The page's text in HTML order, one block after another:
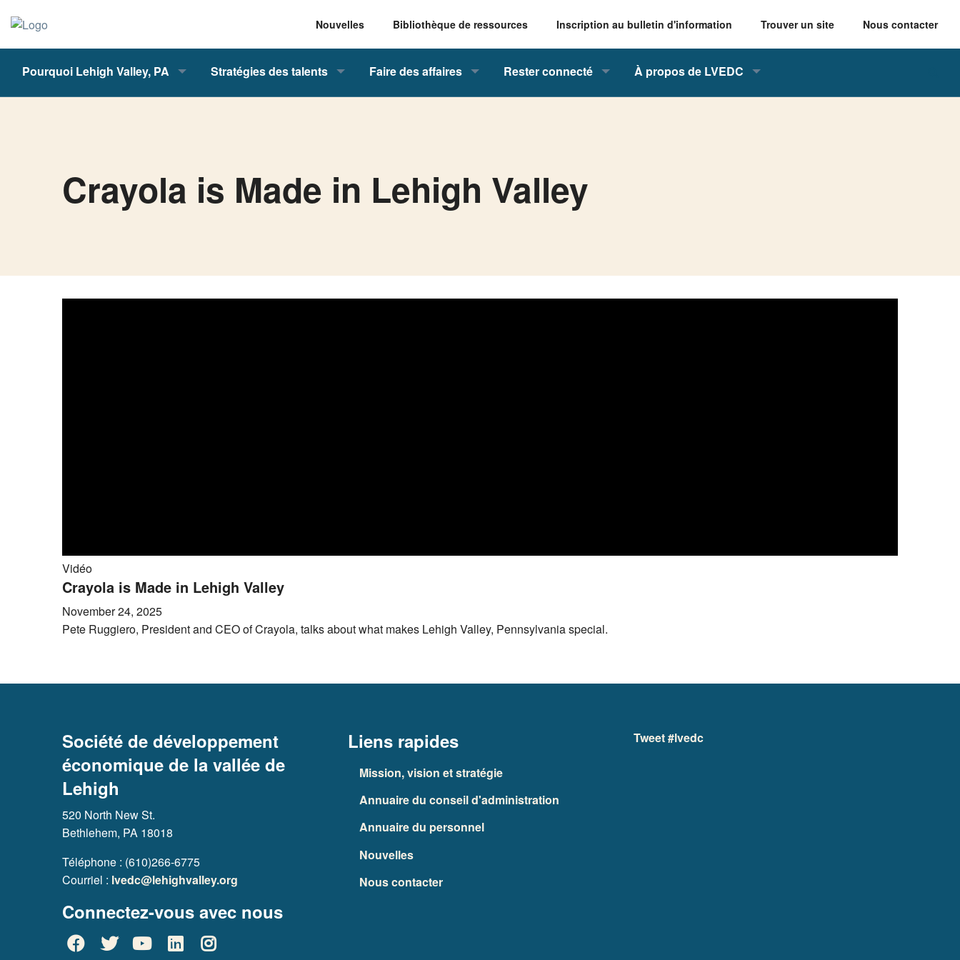
Nouvelles Bibliothèque de ressources Inscription au bulletin d'information Trouver un site Nous contacter
Pourquoi Lehigh Valley, PA Stratégies des talents Faire des affaires Rester connecté À propos de LVEDC
Crayola is Made in Lehigh Valley
Vidéo
Crayola is Made in Lehigh Valley
November 24, 2025
Pete Ruggiero, President and CEO of Crayola, talks about what makes Lehigh Valley, Pennsylvania special.
Société de développement
économique de la vallée de
Lehigh
520 North New St.
Bethlehem, PA 18018
Téléphone : (610)266-6775
Courriel : lvedc@lehighvalley.org
Connectez-vous avec nous
Liens rapides
Mission, vision et stratégie
Annuaire du conseil d'administration
Annuaire du personnel
Nouvelles
Nous contacter
Tweet #lvedc